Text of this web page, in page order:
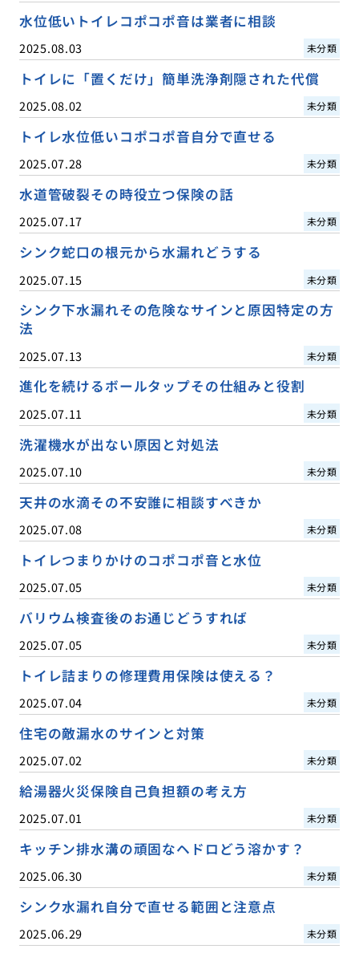
水位低いトイレコポコポ音は業者に相談
2025.08.03 未分類
トイレに「置くだけ」簡単洗浄剤隠された代償
2025.08.02 未分類
トイレ水位低いコポコポ音自分で直せる
2025.07.28 未分類
水道管破裂その時役立つ保険の話
2025.07.17 未分類
シンク蛇口の根元から水漏れどうする
2025.07.15 未分類
シンク下水漏れその危険なサインと原因特定の方
法
2025.07.13 未分類
進化を続けるボールタップその仕組みと役割
2025.07.11 未分類
洗濯機水が出ない原因と対処法
2025.07.10 未分類
天井の水滴その不安誰に相談すべきか
2025.07.08 未分類
トイレつまりかけのコポコポ音と水位
2025.07.05 未分類
バリウム検査後のお通じどうすれば
2025.07.05 未分類
トイレ詰まりの修理費用保険は使える？
2025.07.04 未分類
住宅の敵漏水のサインと対策
2025.07.02 未分類
給湯器火災保険自己負担額の考え方
2025.07.01 未分類
キッチン排水溝の頑固なヘドロどう溶かす？
2025.06.30 未分類
シンク水漏れ自分で直せる範囲と注意点
2025.06.29 未分類